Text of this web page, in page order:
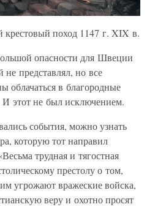
крестовый поход 1147 г. XIX в.
опасности для Швеции
представлял, но все
облачаться в благородные
этот не был исключением.
события, можно узнать
которую тот направил
трудная и тягостная
престолу о том,
угрожают вражеские войска,
веру и охотно просят